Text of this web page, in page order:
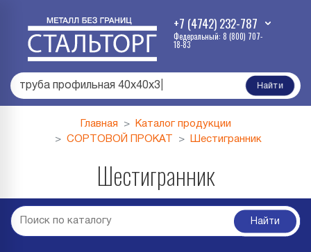
+7 (4742) 232-787
Федеральный: 8 (800) 707-
18-83
труба профильная 40х40х3 Найти
Главная
Каталог продукции
СОРТОВОЙ ПРОКАТ
Шестигранник
Шестигранник
Найти